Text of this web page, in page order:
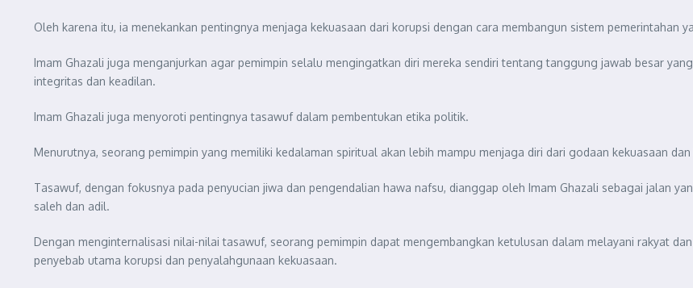
Oleh karena itu, ia menekankan pentingnya menjaga kekuasaan dari korupsi dengan cara membangun sistem pemerintahan
Imam Ghazali juga menganjurkan agar pemimpin selalu mengingatkan diri mereka sendiri tentang tanggung jawab besar
integritas dan keadilan.
Imam Ghazali juga menyoroti pentingnya tasawuf dalam pembentukan etika politik.
Menurutnya, seorang pemimpin yang memiliki kedalaman spiritual akan lebih mampu menjaga diri dari godaan kekuasaan dan
Tasawuf, dengan fokusnya pada penyucian jiwa dan pengendalian hawa nafsu, dianggap oleh Imam Ghazali sebagai jalan
saleh dan adil.
Dengan menginternalisasi nilai-nilai tasawuf, seorang pemimpin dapat mengembangkan ketulusan dalam melayani rakyat
penyebab utama korupsi dan penyalahgunaan kekuasaan.